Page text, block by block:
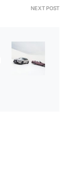
NEXT POST